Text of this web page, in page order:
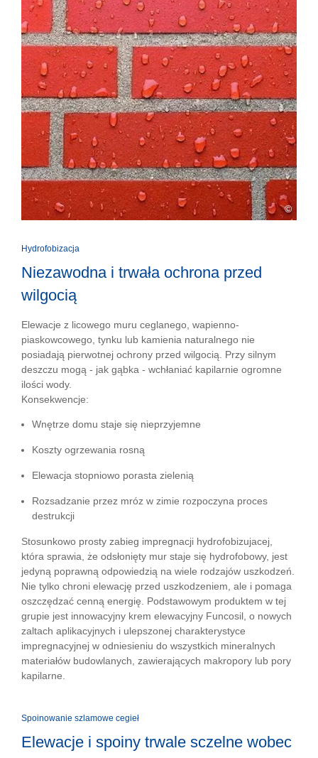
©
Hydrofobizacja
Niezawodna i trwała ochrona przed
wilgocią
Elewacje z licowego muru ceglanego, wapienno-
piaskowcowego, tynku lub kamienia naturalnego nie
posiadają pierwotnej ochrony przed wilgocią. Przy silnym
deszczu mogą - jak gąbka - wchłaniać kapilarnie ogromne
ilości wody.
Konsekwencje:
Wnętrze domu staje się nieprzyjemne
Koszty ogrzewania rosną
Elewacja stopniowo porasta zielenią
Rozsadzanie przez mróz w zimie rozpoczyna proces
destrukcji
Stosunkowo prosty zabieg impregnacji hydrofobizujacej,
która sprawia, że odsłonięty mur staje się hydrofobowy, jest
jedyną poprawną odpowiedzią na wiele rodzajów uszkodzeń.
Nie tylko chroni elewację przed uszkodzeniem, ale i pomaga
oszczędzać cenną energię. Podstawowym produktem w tej
grupie jest innowacyjny krem elewacyjny Funcosil, o nowych
zaltach aplikacyjnych i ulepszonej charakterystyce
impregnacyjnej w odniesieniu do wszystkich mineralnych
materiałów budowlanych, zawierających makropory lub pory
kapilarne.
Spoinowanie szlamowe cegieł
Elewacje i spoiny trwale sczelne wobec